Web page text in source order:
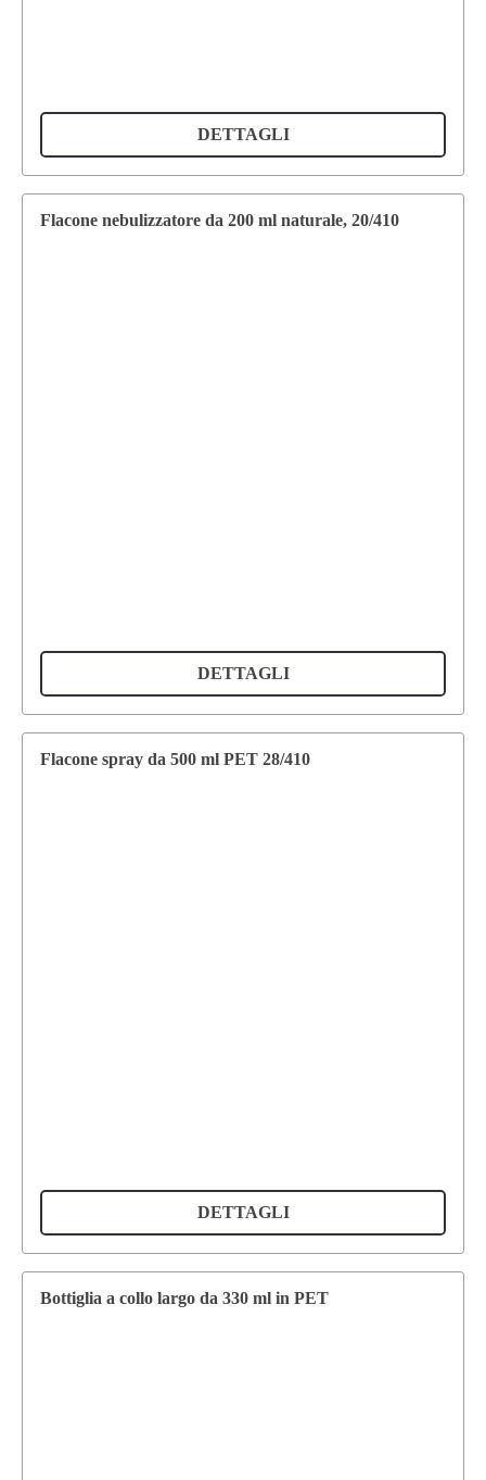
DETTAGLI
Flacone nebulizzatore da 200 ml naturale, 20/410
DETTAGLI
Flacone spray da 500 ml PET 28/410
DETTAGLI
Bottiglia a collo largo da 330 ml in PET